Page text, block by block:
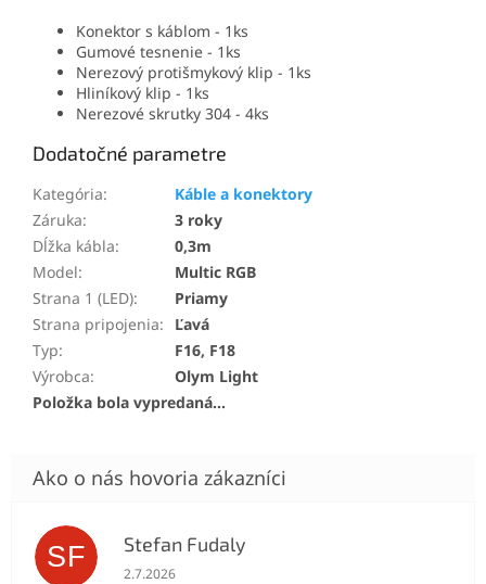
Konektor s káblom - 1ks
Gumové tesnenie - 1ks
Nerezový protišmykový klip - 1ks
Hliníkový klip - 1ks
Nerezové skrutky 304 - 4ks
Dodatočné parametre
Kategória:
Káble a konektory
Záruka:
3 roky
Dĺžka kábla:
0,3m
Model:
Multic RGB
Strana 1 (LED):
Priamy
Strana pripojenia:
Ľavá
Typ:
F16, F18
Výrobca:
Olym Light
Položka bola vypredaná…
SF Stefan Fudaly
Hodnotenie obchodu je 5 z 5 hviezdičiek.
2.7.2026